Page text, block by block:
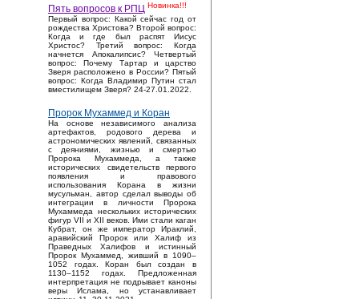
Пять вопросов к РПЦ Новинка!!!
Первый вопрос: Какой сейчас год от
рождества Христова? Второй вопрос:
Когда и где был распят Иисус
Христос? Третий вопрос: Когда
начнется Апокалипсис? Четвертый
вопрос: Почему Тартар и царство
Зверя расположено в России? Пятый
вопрос: Когда Владимир Путин стал
вместилищем Зверя? 24-27.01.2022.
Пророк Мухаммед и Коран
На основе независимого анализа
артефактов, родового дерева и
астрономических явлений, связанных
с деяниями, жизнью и смертью
Пророка Мухаммеда, а также
исторических свидетельств первого
появления и правового
использования Корана в жизни
мусульман, автор сделал выводы об
интеграции в личности Пророка
Мухаммеда нескольких исторических
фигур VII и XII веков. Ими стали каган
Кубрат, он же император Ираклий,
аравийский Пророк или Халиф из
Праведных Халифов и истинный
Пророк Мухаммед, живший в 1090–
1052 годах. Коран был создан в
1130–1152 годах. Предложенная
интерпретация не подрывает каноны
веры Ислама, но устанавливает